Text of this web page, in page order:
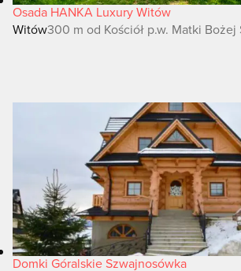
Osada HANKA Luxury Witów
Witów300 m od Kościół p.w. Matki
Domki Góralskie Szwajnosówka